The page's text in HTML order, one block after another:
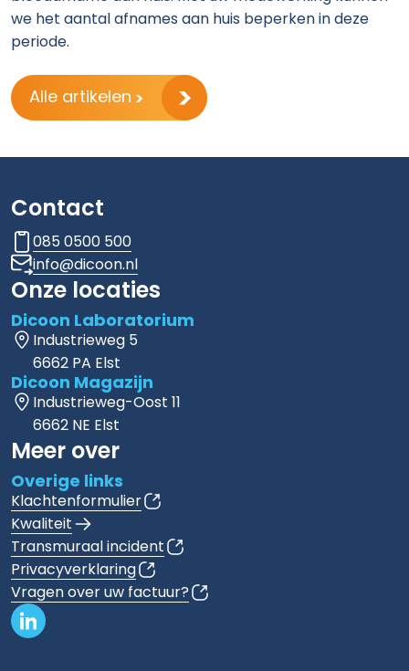
we het aantal afnames aan huis beperken in deze
periode.
Alle artikelen
Contact
085 0500 500
info@dicoon.nl
Onze locaties
Dicoon Laboratorium
Industrieweg 5
6662 PA Elst
Dicoon Magazijn
Industrieweg-Oost 11
6662 NE Elst
Meer over
Overige links
Klachtenformulier
Kwaliteit
Transmuraal incident
Privacyverklaring
Vragen over uw factuur?